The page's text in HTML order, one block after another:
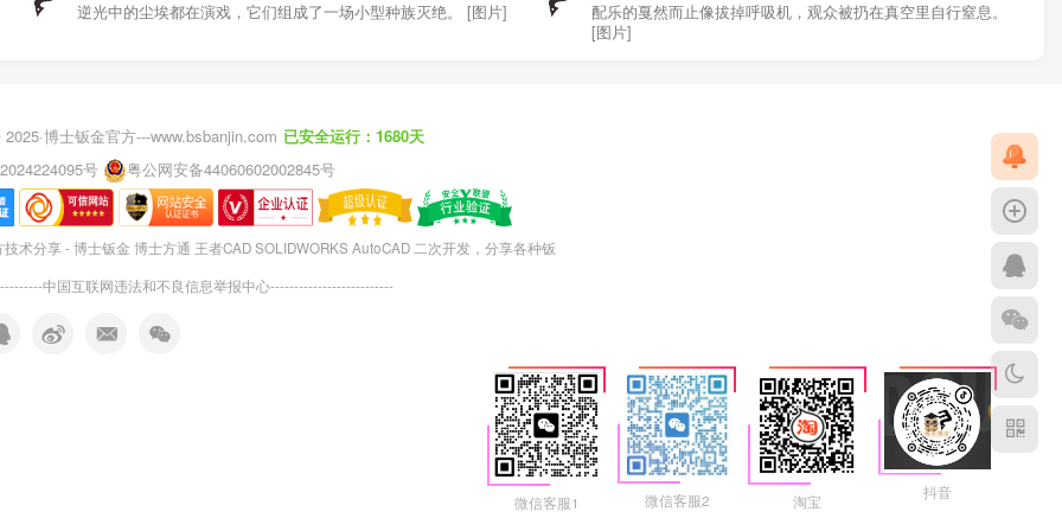
逆光中的尘埃都在演戏，它们组成了一场小型种族灭绝。 [图片]
配乐的戛然而止像拔掉呼吸机，观众被扔在真空里自行窒息。
[图片]
博士钣金官方---www.bsbanjin.com 已安全运行：1680天
号
粤公网安备44060602002845号
术分享 - 博士钣金 博士方通 王者CAD SOLIDWORKS AutoCAD 二次开发，分享各种钣
中国互联网违法和不良信息举报中心--------------------------
微信客服1 微信客服2 淘宝
抖音